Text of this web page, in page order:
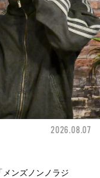
2026.08.07
メンズノンノラジ